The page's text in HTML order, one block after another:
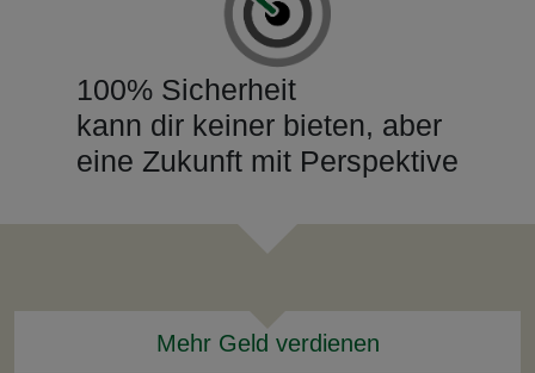
100% Sicherheit
kann dir keiner bieten, aber
eine Zukunft mit Perspektive
Mehr Geld verdienen